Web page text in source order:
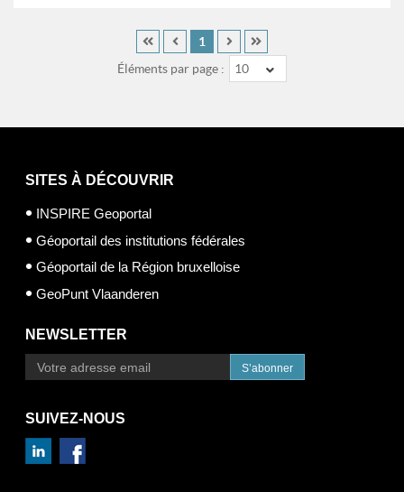
Éléments par page : 10
1
SITES À DÉCOUVRIR
INSPIRE Geoportal
Géoportail des institutions fédérales
Géoportail de la Région bruxelloise
GeoPunt Vlaanderen
NEWSLETTER
S’abonner
SUIVEZ-NOUS